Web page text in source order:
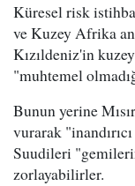
Küresel risk
ve Kuzey Afrika
Kızıldeniz'in
"muhtemel
Bunun yerine
vurarak
Suudileri
zorlayabilirler.